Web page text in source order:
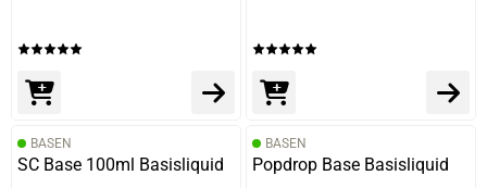
BASEN
SC Base 100ml Basisliquid
BASEN
Popdrop Base Basisliquid